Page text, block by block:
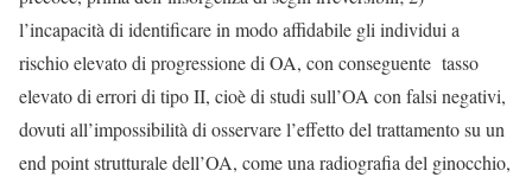
l’incapacità di identificare in modo affidabile gli individui a
rischio elevato di progressione di OA, con conseguente tasso
elevato di errori di tipo II, cioè di studi sull’OA con falsi negativi,
dovuti all’impossibilità di osservare l’effetto del trattamento su un
end point strutturale dell’OA, come una radiografia del ginocchio,